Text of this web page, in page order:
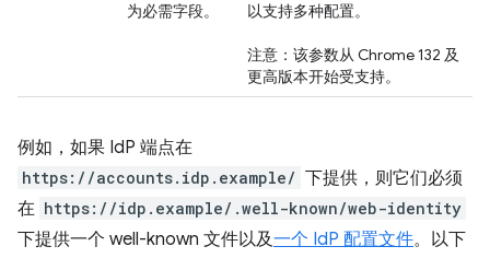
为必需字段。
以支持多种配置。
注意：该参数从 Chrome 132 及
更高版本开始受支持。
例如，如果 IdP 端点在
https://accounts.idp.example/ 下提供，则它们必须
在 https://idp.example/.well-known/web-identity
下提供一个 well-known 文件以及一个 IdP 配置文件。以下